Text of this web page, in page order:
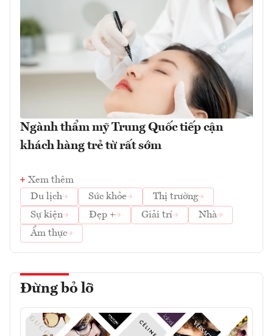
Ngành thẩm mỹ Trung Quốc tiếp cận
khách hàng trẻ từ rất sớm
Xem thêm
Du lịch
Sức khỏe
Thị trường
Sự kiện
Đẹp + Giải trí
Nhà
Ẩm thực
Đừng bỏ lỡ